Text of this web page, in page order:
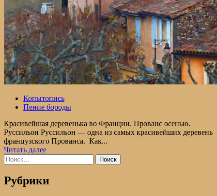
Копытопись
Пение бороды
Красивейшая деревенька во Франции. Прованс осенью.
Руссильон Руссильон — одна из самых красивейших деревень
французского Прованса. Как...
Читать далееПрочитать
о
Прованс.
Найти:
Рубрики